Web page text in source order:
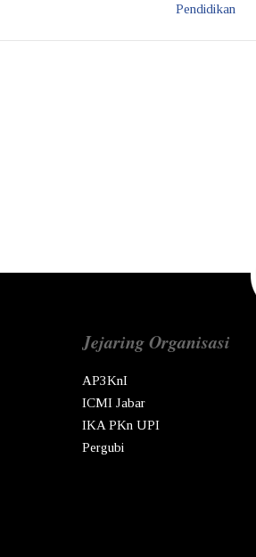
Pendidikan
Jejaring Organisasi
AP3KnI
ICMI Jabar
IKA PKn UPI
Pergubi